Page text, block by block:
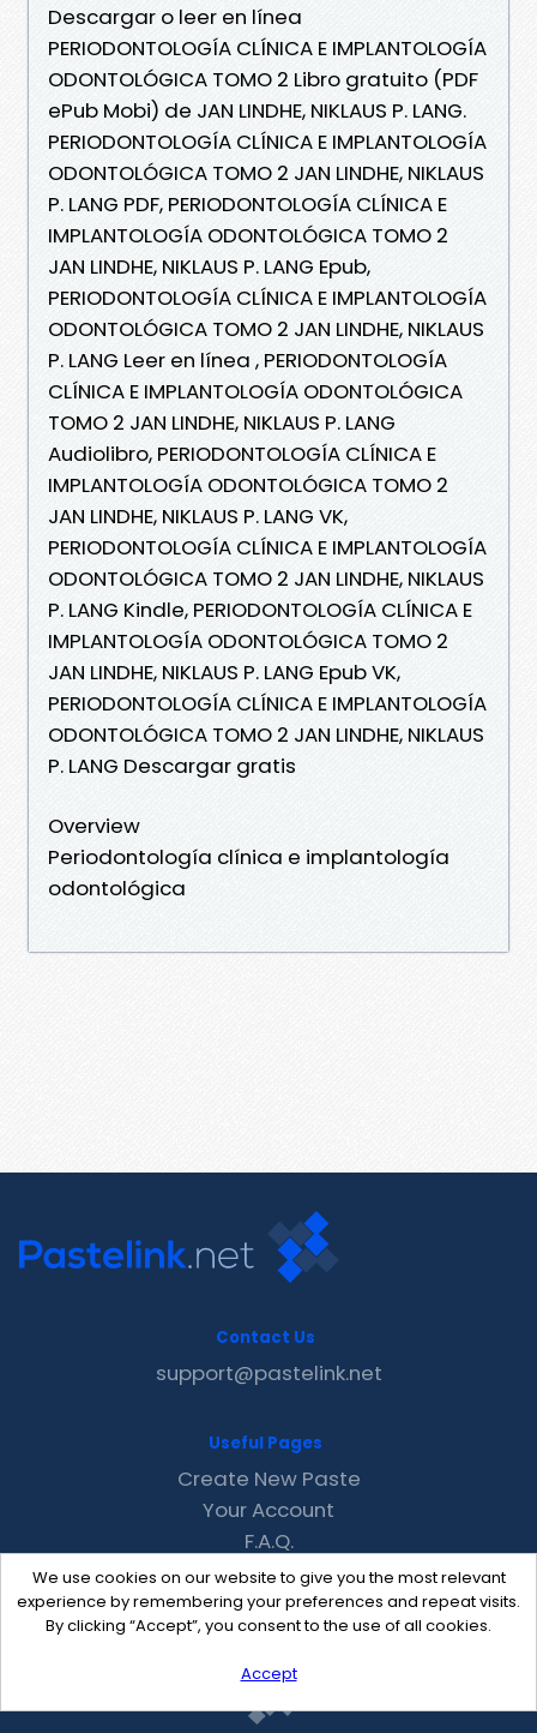
Descargar o leer en línea
PERIODONTOLOGÍA CLÍNICA E IMPLANTOLOGÍA
ODONTOLÓGICA TOMO 2 Libro gratuito (PDF
ePub Mobi) de JAN LINDHE, NIKLAUS P. LANG.
PERIODONTOLOGÍA CLÍNICA E IMPLANTOLOGÍA
ODONTOLÓGICA TOMO 2 JAN LINDHE, NIKLAUS
P. LANG PDF, PERIODONTOLOGÍA CLÍNICA E
IMPLANTOLOGÍA ODONTOLÓGICA TOMO 2
JAN LINDHE, NIKLAUS P. LANG Epub,
PERIODONTOLOGÍA CLÍNICA E IMPLANTOLOGÍA
ODONTOLÓGICA TOMO 2 JAN LINDHE, NIKLAUS
P. LANG Leer en línea , PERIODONTOLOGÍA
CLÍNICA E IMPLANTOLOGÍA ODONTOLÓGICA
TOMO 2 JAN LINDHE, NIKLAUS P. LANG
Audiolibro, PERIODONTOLOGÍA CLÍNICA E
IMPLANTOLOGÍA ODONTOLÓGICA TOMO 2
JAN LINDHE, NIKLAUS P. LANG VK,
PERIODONTOLOGÍA CLÍNICA E IMPLANTOLOGÍA
ODONTOLÓGICA TOMO 2 JAN LINDHE, NIKLAUS
P. LANG Kindle, PERIODONTOLOGÍA CLÍNICA E
IMPLANTOLOGÍA ODONTOLÓGICA TOMO 2
JAN LINDHE, NIKLAUS P. LANG Epub VK,
PERIODONTOLOGÍA CLÍNICA E IMPLANTOLOGÍA
ODONTOLÓGICA TOMO 2 JAN LINDHE, NIKLAUS
P. LANG Descargar gratis
Overview
Periodontología clínica e implantología
odontológica
We use cookies on our website to give you the most relevant
experience by remembering your preferences and repeat visits.
By clicking “Accept”, you consent to the use of all cookies.
Accept
Contact Us
support@pastelink.net
Useful Pages
Create New Paste
Your Account
F.A.Q.
Recent
Contact